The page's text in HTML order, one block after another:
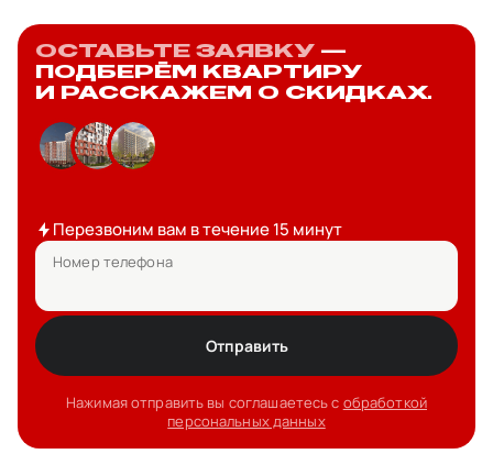
ОСТАВЬТЕ ЗАЯВКУ —
ПОДБЕРЁМ КВАРТИРУ
И РАССКАЖЕМ О СКИДКАХ.
Перезвоним вам в течение 15 минут
Номер телефона
Отправить
Нажимая отправить вы соглашаетесь с обработкой
персональных данных